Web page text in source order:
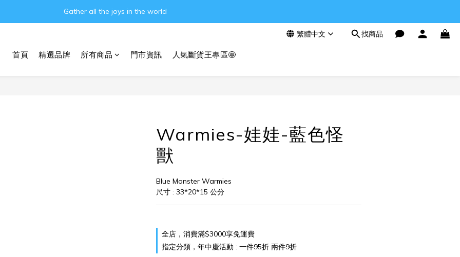
Gather all the joys in the world
Gather all the joys in the world
Gather all the joys in the world
繁體中文 找商品
首頁 精選品牌 所有商品 門市資訊 人氣斷貨王專區🤩
Warmies-娃娃-藍色怪
獸
Blue Monster Warmies
尺寸 : 33*20*15 公分
全店，消費滿$3000享免運費
指定分類，年中慶活動 : 一件95折 兩件9折